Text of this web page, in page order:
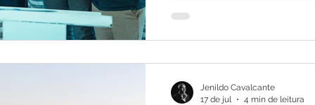
comunidade indígena. As
solenidade foi a assinatura
Jenildo Cavalcante
17 de jul
4 min de leitura